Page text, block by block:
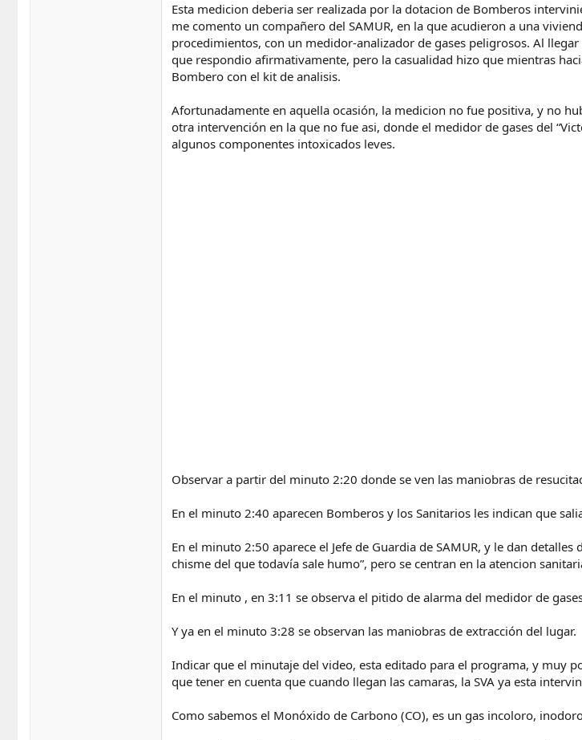
Esta medicion deberia ser realizada por la dotacion de Bomberos
me comento un compañero del SAMUR, en la que acudieron a una
procedimientos, con un medidor-analizador de gases peligrosos. Al
que respondio afirmativamente, pero la casualidad hizo que mientras
Bombero con el kit de analisis.
Afortunadamente en aquella ocasión, la medicion no fue positiva, y no
otra intervención en la que no fue asi, donde el medidor de gases del
algunos componentes intoxicados leves.
Observar a partir del minuto 2:20 donde se ven las maniobras de
En el minuto 2:40 aparecen Bomberos y los Sanitarios les indican que
En el minuto 2:50 aparece el Jefe de Guardia de SAMUR, y le dan
chisme del que todavía sale humo”, pero se centran en la atencion
En el minuto , en 3:11 se observa el pitido de alarma del medidor de
Y ya en el minuto 3:28 se observan las maniobras de extracción del lugar.
Indicar que el minutaje del video, esta editado para el programa, y muy
que tener en cuenta que cuando llegan las camaras, la SVA ya esta
Como sabemos el Monóxido de Carbono (CO), es un gas incoloro,